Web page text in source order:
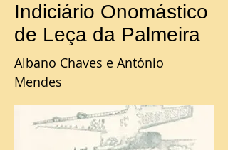
Indiciário Onomástico
de Leça da Palmeira
Albano Chaves e António
Mendes